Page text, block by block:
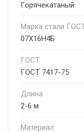
Горячекатаный
Марка стали
07Х16Н4Б
ГОСТ
ГОСТ 7417-75
Длина
2-6 м
Материал